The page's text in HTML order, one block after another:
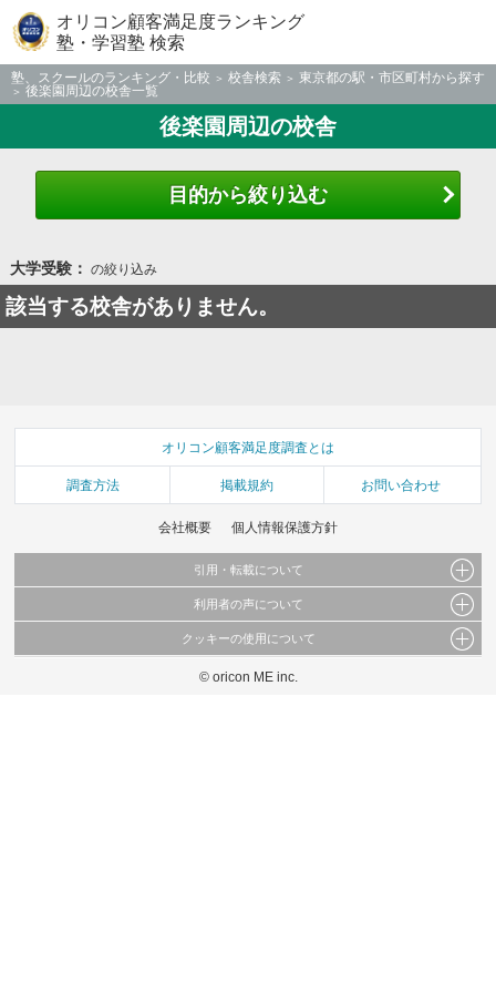
オリコン顧客満足度ランキング
塾・学習塾 検索
塾、スクールのランキング・比較 校舎検索
東京都の駅・市区町村から探す
後楽園周辺の校舎一覧
後楽園周辺の校舎
目的から絞り込む
大学受験： の絞り込み
該当する校舎がありません。
オリコン顧客満足度調査とは
調査方法 掲載規約 お問い合わせ
会社概要 個人情報保護方針
引用・転載について
当サイトで公開されている情報（文字、写真、イラスト、画像データ等）及びこれらの配
これらの情報を権利者の許可なく無断転載・複製などの二次利用を行うことは固く禁じて
利用者の声について
当サイトに掲載している内容はすべてサービスの利用者が提出された見解・感想です。
弊社の見解・ 意見ではないことをご理解いただいた上でご覧ください。
クッキーの使用について
このサイトでは Cookie を使用して、ユーザーに合わせたコンテンツや広告の表示、ソー
© oricon ME inc.